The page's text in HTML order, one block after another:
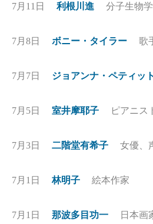
7月11日 利根川進 分子生物
7月8日 ボニー・タイラー 歌
7月7日 ジョアンナ・ペティット
7月5日 室井摩耶子 ピアニス
7月3日 二階堂有希子 女優、
7月1日 林明子 絵本作家
7月1日 那波多目功一 日本画